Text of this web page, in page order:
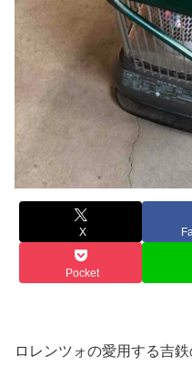
X
Pocket
ロレンツォの愛用する吉